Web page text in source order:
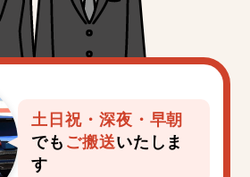
土日祝・深夜・早朝
でもご搬送いたしま
す